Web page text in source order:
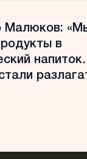
Малюков:
в